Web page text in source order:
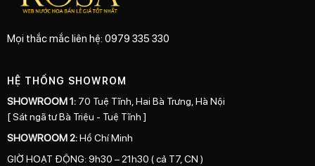
Mọi thắc mắc liên hệ: 0979 335 330
HỆ THỐNG SHOWROM
SHOWROOM 1: 70 Tuệ Tĩnh, Hai Bà Trưng, Hà Nội
[ Sát ngã tư Bà Triệu - Tuệ Tĩnh ]
SHOWROOM 2:Hồ Chí Minh
GIỜ HOẠT ĐỘNG: 9h30 – 21h30 ( cả T7, CN )